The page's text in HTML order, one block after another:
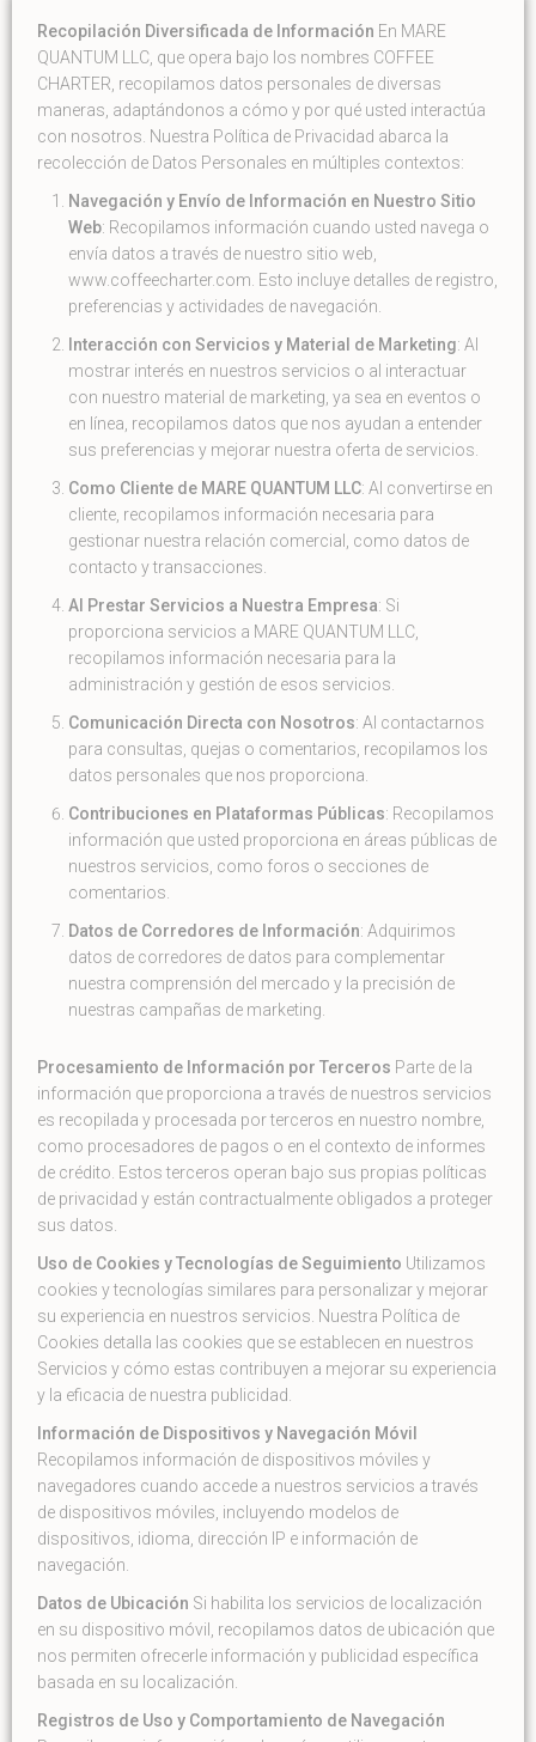
Recopilación Diversificada de Información En MARE
QUANTUM LLC, que opera bajo los nombres COFFEE
CHARTER, recopilamos datos personales de diversas
maneras, adaptándonos a cómo y por qué usted interactúa
con nosotros. Nuestra Política de Privacidad abarca la
recolección de Datos Personales en múltiples contextos:
Navegación y Envío de Información en Nuestro Sitio
Web: Recopilamos información cuando usted navega o
envía datos a través de nuestro sitio web,
www.coffeecharter.com. Esto incluye detalles de registro,
preferencias y actividades de navegación.
Interacción con Servicios y Material de Marketing: Al
mostrar interés en nuestros servicios o al interactuar
con nuestro material de marketing, ya sea en eventos o
en línea, recopilamos datos que nos ayudan a entender
sus preferencias y mejorar nuestra oferta de servicios.
Como Cliente de MARE QUANTUM LLC: Al convertirse en
cliente, recopilamos información necesaria para
gestionar nuestra relación comercial, como datos de
contacto y transacciones.
Al Prestar Servicios a Nuestra Empresa: Si
proporciona servicios a MARE QUANTUM LLC,
recopilamos información necesaria para la
administración y gestión de esos servicios.
Comunicación Directa con Nosotros: Al contactarnos
para consultas, quejas o comentarios, recopilamos los
datos personales que nos proporciona.
Contribuciones en Plataformas Públicas: Recopilamos
información que usted proporciona en áreas públicas de
nuestros servicios, como foros o secciones de
comentarios.
Datos de Corredores de Información: Adquirimos
datos de corredores de datos para complementar
nuestra comprensión del mercado y la precisión de
nuestras campañas de marketing.
Procesamiento de Información por Terceros Parte de la
información que proporciona a través de nuestros servicios
es recopilada y procesada por terceros en nuestro nombre,
como procesadores de pagos o en el contexto de informes
de crédito. Estos terceros operan bajo sus propias políticas
de privacidad y están contractualmente obligados a proteger
sus datos.
Uso de Cookies y Tecnologías de Seguimiento Utilizamos
cookies y tecnologías similares para personalizar y mejorar
su experiencia en nuestros servicios. Nuestra Política de
Cookies detalla las cookies que se establecen en nuestros
Servicios y cómo estas contribuyen a mejorar su experiencia
y la eficacia de nuestra publicidad.
Información de Dispositivos y Navegación Móvil
Recopilamos información de dispositivos móviles y
navegadores cuando accede a nuestros servicios a través
de dispositivos móviles, incluyendo modelos de
dispositivos, idioma, dirección IP e información de
navegación.
Datos de Ubicación Si habilita los servicios de localización
en su dispositivo móvil, recopilamos datos de ubicación que
nos permiten ofrecerle información y publicidad específica
basada en su localización.
Registros de Uso y Comportamiento de Navegación